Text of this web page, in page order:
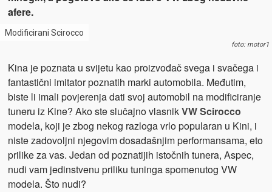
afere.
Modificirani Scirocco
foto: motor1
Kina je poznata u svijetu kao proizvođač svega i svačega i
fantastični imitator poznatih marki automobila. Međutim,
biste li imali povjerenja dati svoj automobil na modificiranje
tuneru iz Kine? Ako ste slučajno vlasnikVW Scirocco
modela, koji je zbog nekog razloga vrlo popularan u Kini, i
niste zadovoljni njegovim dosadašnjim performansama, eto
prilike za vas. Jedan od poznatijih istočnih tunera, Aspec,
nudi vam jedinstvenu priliku tuninga spomenutog VW
modela. Što nudi?